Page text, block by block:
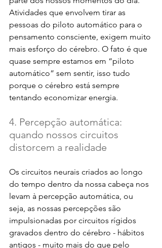
Atividades que envolvem tirar as
pessoas do piloto automático para o
pensamento consciente, exigem muito
mais esforço do cérebro. O fato é que
quase sempre estamos em “piloto
automático” sem sentir, isso tudo
porque o cérebro está sempre
tentando economizar energia.
4. Percepção automática:
quando nossos circuitos
distorcem a realidade
Os circuitos neurais criados ao longo
do tempo dentro da nossa cabeça nos
levam à percepção automática, ou
seja, as nossas percepções são
impulsionadas por circuitos rígidos
gravados dentro do cérebro - hábitos
antigos - muito mais do que pelo